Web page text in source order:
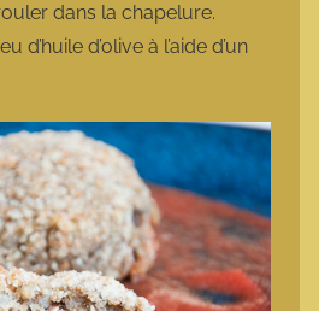
dans la chapelure.
d’huile d’olive à l’aide d’un